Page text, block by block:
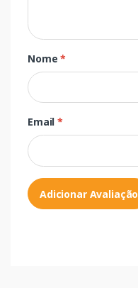
Nome*
Email*
Adicionar Avaliação